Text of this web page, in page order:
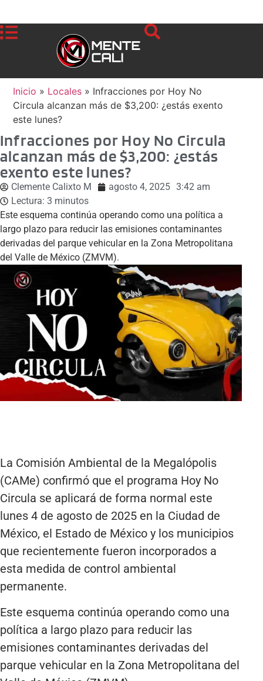
Inicio » Locales » Infracciones por Hoy No
Circula alcanzan más de $3,200: ¿estás exento
este lunes?
Infracciones por Hoy No Circula
alcanzan más de $3,200: ¿estás
exento este lunes?
Clemente Calixto M agosto 4, 2025 3:42 am
Lectura: 3 minutos
Este esquema continúa operando como una política a
largo plazo para reducir las emisiones contaminantes
derivadas del parque vehicular en la Zona Metropolitana
del Valle de México (ZMVM).
La Comisión Ambiental de la Megalópolis
(CAMe) confirmó que el programa Hoy No
Circula se aplicará de forma normal este
lunes 4 de agosto de 2025 en la Ciudad de
México, el Estado de México y los municipios
que recientemente fueron incorporados a
esta medida de control ambiental
permanente.
Este esquema continúa operando como una
política a largo plazo para reducir las
emisiones contaminantes derivadas del
parque vehicular en la Zona Metropolitana del